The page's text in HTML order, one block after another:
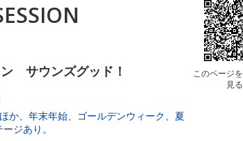
サウンズグッド！
このページ
見る
か、年末年始、ゴールデンウィーク、夏
ジあり。